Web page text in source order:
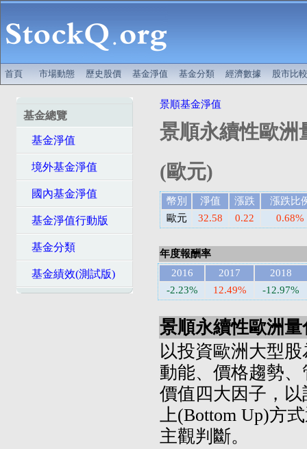
首頁 市場動態 歷史股價 基金淨值 基金分類 經濟數據 股市比較
基金總覽
基金淨值
境外基金淨值
國內基金淨值
基金淨值行動版
基金分類
基金績效(測試版)
景順基金淨值
景順永續性歐洲
(歐元)
幣別 淨值 漲跌
漲跌比
歐元
32.58 0.22 0.68%
年度報酬率
2016
2017
2018
-2.23%
12.49% -12.97%
景順永續性歐洲
以投資歐洲大型
動能、價格趨勢
價值四大因子，
上(Bottom Up)方
主觀判斷。